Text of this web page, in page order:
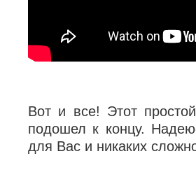
Вот и все! Этот
подошел к концу.
для Вас и никаких